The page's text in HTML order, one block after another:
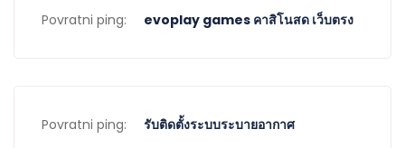
Povratni ping: evoplay games คาสิโนสด เว็บตรง
Povratni ping: รับติดตั้งระบบระบายอากาศ